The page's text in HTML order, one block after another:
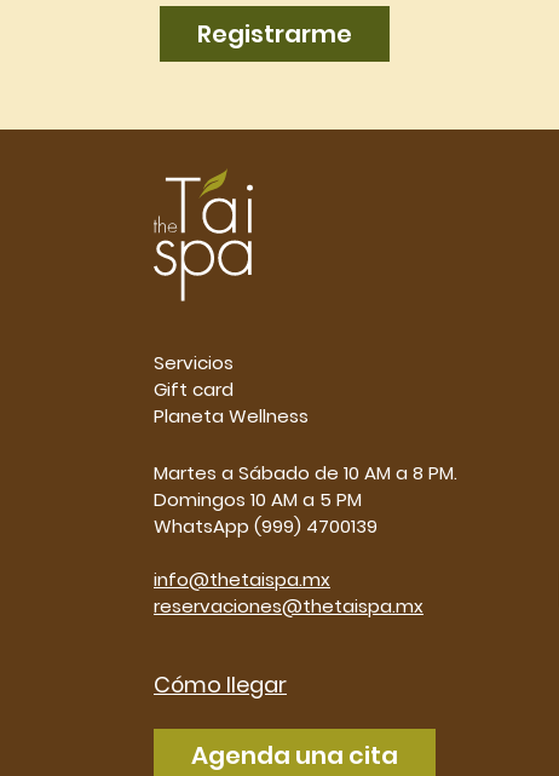
Registrarme
Servicios
Gift card
Planeta Wellness
Martes a Sábado de 10 AM a 8 PM.
Domingos 10 AM a 5 PM
WhatsApp (999) 4700139
info@thetaispa.mx
reservaciones@thetaispa.mx
Cómo llegar
Agenda una cita